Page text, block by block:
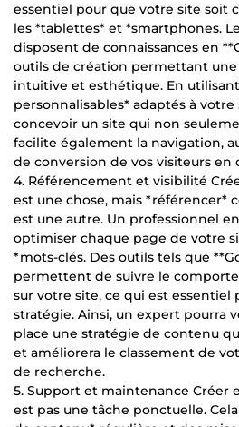
essentiel pour que votre site soit
les *tablettes* et *smartphones.
disposent de connaissances en
outils de création permettant
intuitive et esthétique. En
personnalisables* adaptés à
concevoir un site qui non
facilite également la navigation,
de conversion de vos visiteurs en
4. Référencement et visibilité
est une chose, mais *référencer*
est une autre. Un professionnel
optimiser chaque page de votre
*mots-clés. Des outils tels que
permettent de suivre le
sur votre site, ce qui est essentiel
stratégie. Ainsi, un expert pourra
place une stratégie de contenu
et améliorera le classement de
de recherche.
5. Support et maintenance Créer
est pas une tâche ponctuelle.